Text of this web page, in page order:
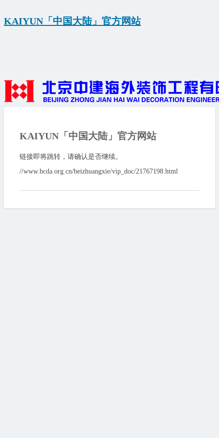
KAIYUN「中国大陆」官方网站
KAIYUN「中国大陆」官方网站
链接即将跳转，请确认是否继续。
//www.bcda.org.cn/beizhuangxie/vip_doc/21767198.html